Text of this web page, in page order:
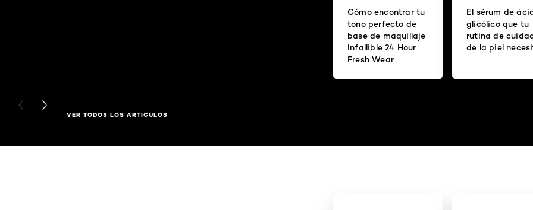
Cómo encontrar tu
tono perfecto de
base de maquillaje
Infallible 24 Hour
Fresh Wear
El sérum de
glicólico que tu
rutina de
de la piel
PREVIOUS CARD
NEXT CARD
VER TODOS LOS ARTÍCULOS